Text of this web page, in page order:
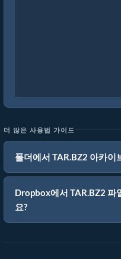
더 많은 사용법 가이드
폴더에서 TAR.BZ2 아카이
Dropbox에서 TAR.BZ2 파
요?